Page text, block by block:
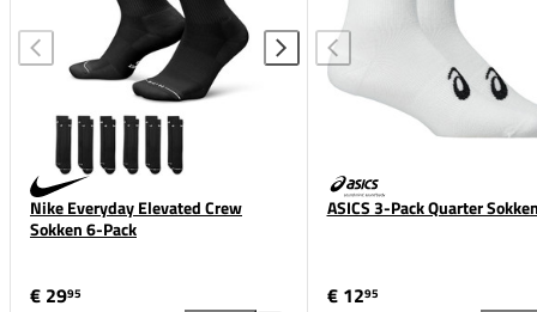
Nike Everyday Elevated Crew
Sokken 6-Pack
€ 2995
ASICS 3-Pack Quarter
€ 1295